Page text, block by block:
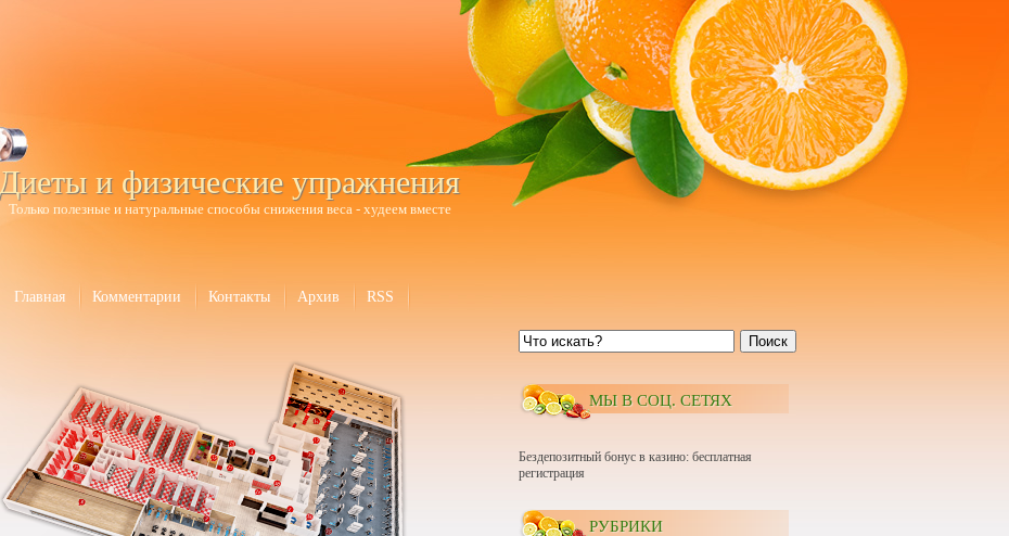
Диеты и физические упражнения
Только полезные и натуральные способы снижения веса - худеем вместе
Главная Комментарии Контакты Архив RSS
Поиск
МЫ В СОЦ. СЕТЯХ
Бездепозитный бонус в казино: бесплатная
регистрация
РУБРИКИ